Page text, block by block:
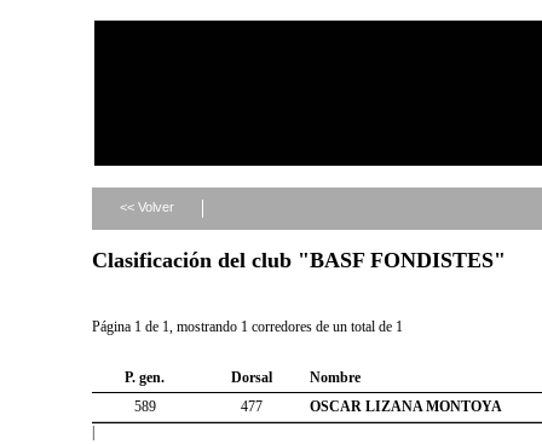
<< Volver
Clasificación del club "BASF FONDISTES"
Página 1 de 1, mostrando 1 corredores de un total de 1
P. gen. Dorsal
Nombre
589
477
OSCAR LIZANA MONTOYA
|